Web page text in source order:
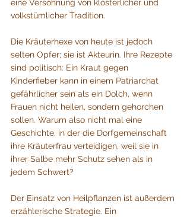
eine Versöhnung von klösterlicher und
volkstümlicher Tradition.
Die Kräuterhexe von heute ist jedoch
selten Opfer; sie ist Akteurin. Ihre Rezepte
sind politisch: Ein Kraut gegen
Kinderfieber kann in einem Patriarchat
gefährlicher sein als ein Dolch, wenn
Frauen nicht heilen, sondern gehorchen
sollen. Warum also nicht mal eine
Geschichte, in der die Dorfgemeinschaft
ihre Kräuterfrau verteidigen, weil sie in
ihrer Salbe mehr Schutz sehen als in
jedem Schwert?
Der Einsatz von Heilpflanzen ist außerdem
erzählerische Strategie. Ein